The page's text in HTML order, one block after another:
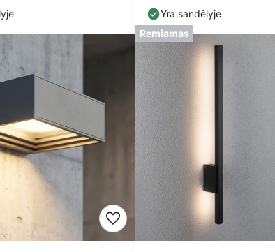
antracitas
Yra sandėlyje
Remiamas